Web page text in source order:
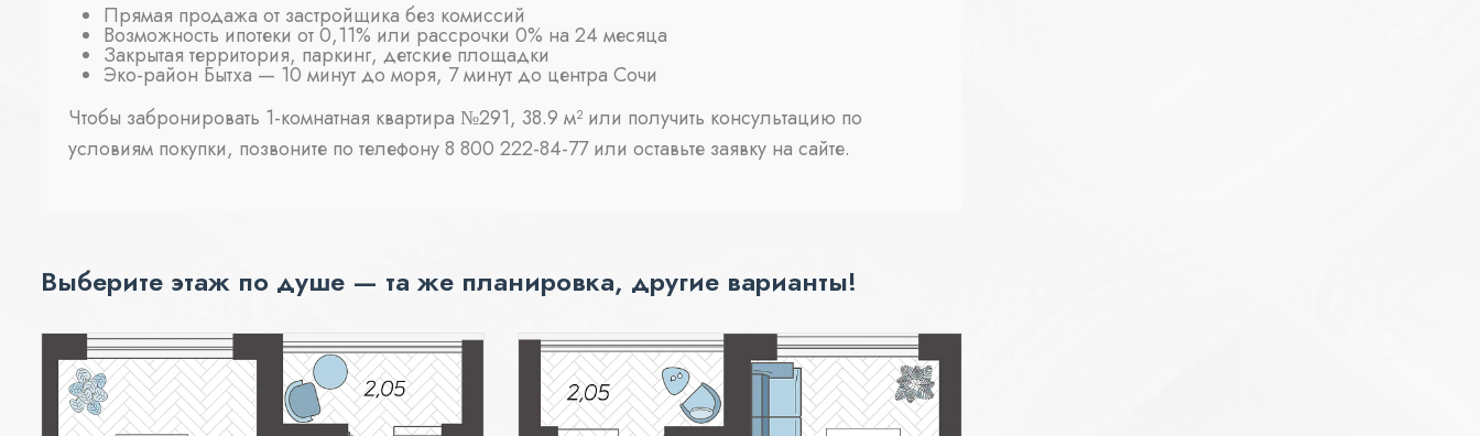
Прямая продажа от застройщика без комиссий
Возможность ипотеки от 0,11% или рассрочки 0% на 24 месяца
Закрытая территория, паркинг, детские площадки
Эко-район Бытха — 10 минут до моря, 7 минут до центра Сочи
Чтобы забронировать 1-комнатная квартира №291, 38.9 м² или получить консультацию по
условиям покупки, позвоните по телефону 8 800 222-84-77 или оставьте заявку на сайте.
Выберите этаж по душе — та же планировка, другие варианты!